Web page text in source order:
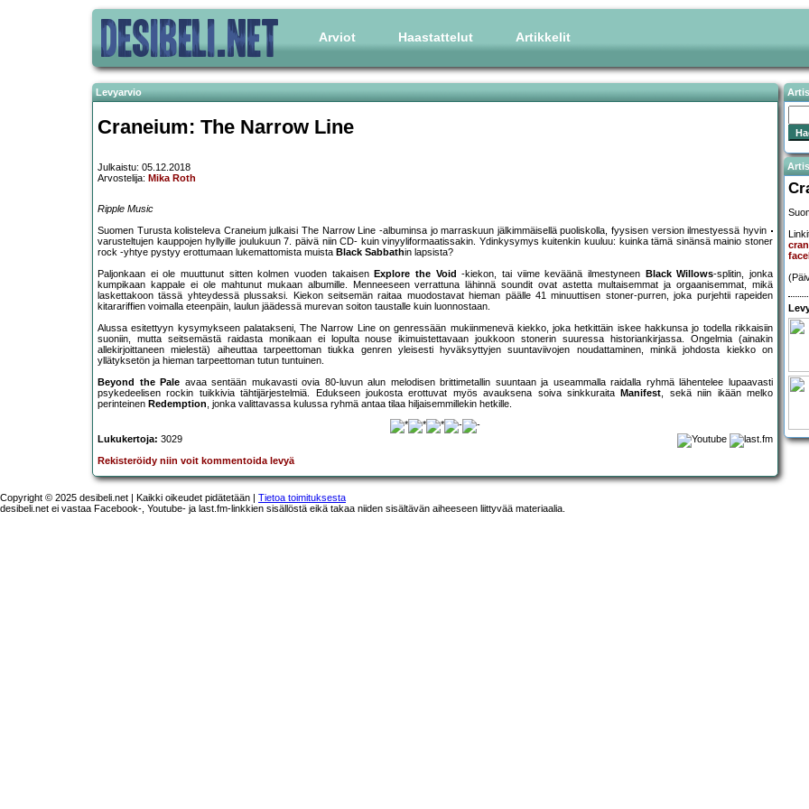
Arviot Haastattelut Artikkelit
Levyarvio
Craneium: The Narrow Line
Julkaistu: 05.12.2018
Arvostelija: Mika Roth
Ripple Music
Suomen Turusta kolisteleva Craneium julkaisi The Narrow Line -albuminsa jo marraskuun jälkimmäisellä puoliskolla, fyysisen version ilmestyessä hyvin
varusteltujen kauppojen hyllyille joulukuun 7. päivä niin CD- kuin vinyyliformaatissakin. Ydinkysymys kuitenkin kuuluu: kuinka tämä sinänsä mainio stoner
rock -yhtye pystyy erottumaan lukemattomista muista Black Sabbathin lapsista?
Paljonkaan ei ole muuttunut sitten kolmen vuoden takaisen Explore the Void -kiekon, tai viime keväänä ilmestyneen Black Willows-splitin, jonka
kumpikaan kappale ei ole mahtunut mukaan albumille. Menneeseen verrattuna lähinnä soundit ovat astetta multaisemmat ja orgaanisemmat, mikä
laskettakoon tässä yhteydessä plussaksi. Kiekon seitsemän raitaa muodostavat hieman päälle 41 minuuttisen stoner-purren, joka purjehtii rapeiden
kitarariffien voimalla eteenpäin, laulun jäädessä murevan soiton taustalle kuin luonnostaan.
Alussa esitettyyn kysymykseen palatakseni, The Narrow Line on genressään mukiinmenevä kiekko, joka hetkittäin iskee hakkunsa jo todella rikkaisiin
suoniin, mutta seitsemästä raidasta monikaan ei lopulta nouse ikimuistettavaan joukkoon stonerin suuressa historiankirjassa. Ongelmia (ainakin
allekirjoittaneen mielestä) aiheuttaa tarpeettoman tiukka genren yleisesti hyväksyttyjen suuntaviivojen noudattaminen, minkä johdosta kiekko on
yllätyksetön ja hieman tarpeettoman tutun tuntuinen.
Beyond the Pale avaa sentään mukavasti ovia 80-luvun alun melodisen brittimetallin suuntaan ja useammalla raidalla ryhmä lähentelee lupaavasti
psykedeelisen rockin tuikkivia tähtijärjestelmiä. Edukseen joukosta erottuvat myös avauksena soiva sinkkuraita
Manifest, sekä niin ikään melko
perinteinen Redemption, jonka valittavassa kulussa ryhmä antaa tilaa hiljaisemmillekin hetkille.
Lukukertoja: 3029
Rekisteröidy niin voit kommentoida levyä
Copyright © 2025 desibeli.net | Kaikki oikeudet pidätetään | Tietoa toimituksesta
desibeli.net ei vastaa Facebook-, Youtube- ja last.fm-linkkien sisällöstä eikä takaa niiden sisältävän aiheeseen liittyvää materiaalia.